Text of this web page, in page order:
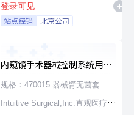
登录可见
站点经销 北京公司
内窥镜手术器械控制系统用无
源器械和附件
规格：470015 器械臂无菌套
Intuitive Surgical,Inc.直观医疗公